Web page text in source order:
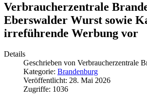
Verbraucherzentrale
Eberswalder Wurst sowie
irreführende Werbung vor
Details
Geschrieben von Verbraucherzentrale
Kategorie: Brandenburg
Veröffentlicht: 28. Mai 2026
Zugriffe: 1036